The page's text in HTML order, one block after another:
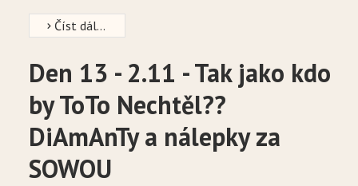
Číst dál...
Den 13 - 2.11 - Tak jako kdo
by ToTo Nechtěl??
DiAmAnTy a nálepky za
SOWOU